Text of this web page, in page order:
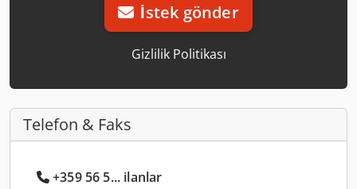
İstek gönder
Gizlilik Politikası
Telefon & Faks
+359 56 5... ilanlar